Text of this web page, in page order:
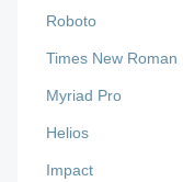
Roboto
Times New Roman
Myriad Pro
Helios
Impact